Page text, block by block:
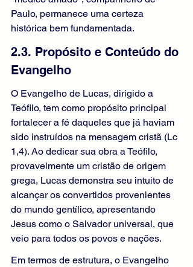
Paulo, permanece uma certeza
histórica bem fundamentada.
2.3. Propósito e Conteúdo do
Evangelho
O Evangelho de Lucas, dirigido a
Teófilo, tem como propósito principal
fortalecer a fé daqueles que já haviam
sido instruídos na mensagem cristã (Lc
1,4). Ao dedicar sua obra a Teófilo,
provavelmente um cristão de origem
grega, Lucas demonstra seu intuito de
alcançar os convertidos provenientes
do mundo gentílico, apresentando
Jesus como o Salvador universal, que
veio para todos os povos e nações.
Em termos de estrutura, o Evangelho